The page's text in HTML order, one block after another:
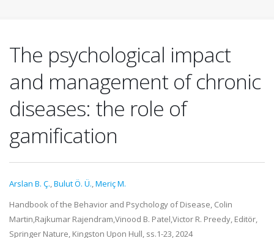
The psychological impact
and management of chronic
diseases: the role of
gamification
Arslan B. Ç.,Bulut Ö. Ü.,Meriç M.
Handbook of the Behavior and Psychology of Disease, Colin
Martin,Rajkumar Rajendram,Vinood B. Patel,Victor R. Preedy, Editör,
Springer Nature, Kingston Upon Hull, ss.1-23, 2024